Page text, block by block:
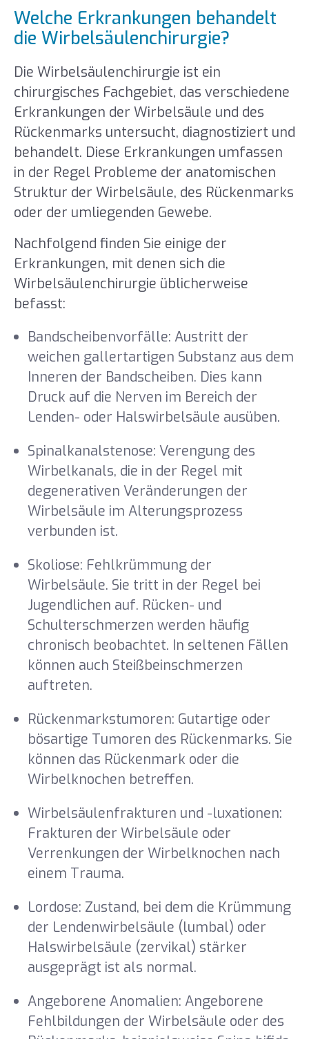
Welche Erkrankungen behandelt
die Wirbelsäulenchirurgie?
Die Wirbelsäulenchirurgie ist ein
chirurgisches Fachgebiet, das verschiedene
Erkrankungen der Wirbelsäule und des
Rückenmarks untersucht, diagnostiziert und
behandelt. Diese Erkrankungen umfassen
in der Regel Probleme der anatomischen
Struktur der Wirbelsäule, des Rückenmarks
oder der umliegenden Gewebe.
Nachfolgend finden Sie einige der
Erkrankungen, mit denen sich die
Wirbelsäulenchirurgie üblicherweise
befasst:
Bandscheibenvorfälle: Austritt der
weichen gallertartigen Substanz aus dem
Inneren der Bandscheiben. Dies kann
Druck auf die Nerven im Bereich der
Lenden- oder Halswirbelsäule ausüben.
Spinalkanalstenose: Verengung des
Wirbelkanals, die in der Regel mit
degenerativen Veränderungen der
Wirbelsäule im Alterungsprozess
verbunden ist.
Skoliose: Fehlkrümmung der
Wirbelsäule. Sie tritt in der Regel bei
Jugendlichen auf. Rücken- und
Schulterschmerzen werden häufig
chronisch beobachtet. In seltenen Fällen
können auch Steißbeinschmerzen
auftreten.
Rückenmarkstumoren: Gutartige oder
bösartige Tumoren des Rückenmarks. Sie
können das Rückenmark oder die
Wirbelknochen betreffen.
Wirbelsäulenfrakturen und -luxationen:
Frakturen der Wirbelsäule oder
Verrenkungen der Wirbelknochen nach
einem Trauma.
Lordose: Zustand, bei dem die Krümmung
der Lendenwirbelsäule (lumbal) oder
Halswirbelsäule (zervikal) stärker
ausgeprägt ist als normal.
Angeborene Anomalien: Angeborene
Fehlbildungen der Wirbelsäule oder des